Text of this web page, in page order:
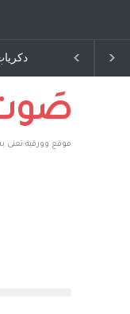
ٍ: عاشها وكتبها
الامريكية
صَوت
موقع وورقية تعنى